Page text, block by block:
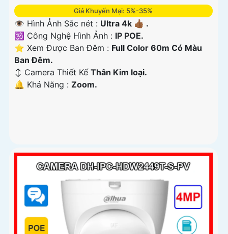
Giá Khuyến Mại: 5%-35%
👁 Hình Ảnh Sắc nét : Ultra 4k 👍🏾 .
🕉️ Công Nghệ Hình Ảnh : IP POE.
⭐ Xem Được Ban Đêm : Full Color 60m Có Màu
Ban Ðêm.
↕️ Camera Thiết Kế Thân Kim loại.
️🔔 Khả Năng : Zoom.